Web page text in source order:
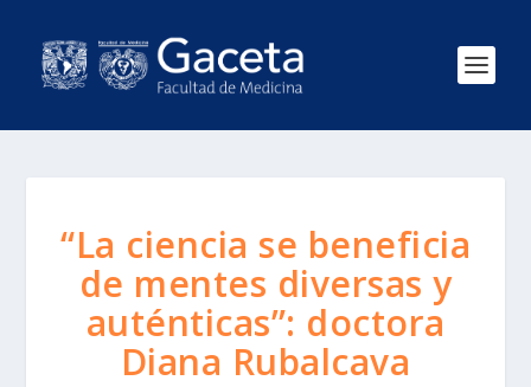
“La ciencia se beneficia
de mentes diversas y
auténticas”: doctora
Diana Rubalcava